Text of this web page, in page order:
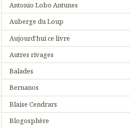
Antonio Lobo Antunes
Auberge du Loup
Aujourd'hui ce livre
Autres rivages
Balades
Bernanos
Blaise Cendrars
Blogosphère